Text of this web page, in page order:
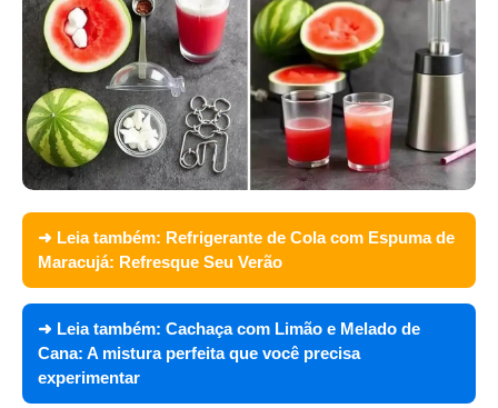
➜ Leia também: Refrigerante de Cola com Espuma de
Maracujá: Refresque Seu Verão
➜ Leia também: Cachaça com Limão e Melado de
Cana: A mistura perfeita que você precisa
experimentar